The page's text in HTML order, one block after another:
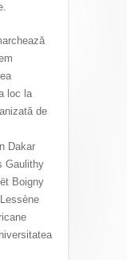
loc la
de
Dakar
Gaulithy
Boigny